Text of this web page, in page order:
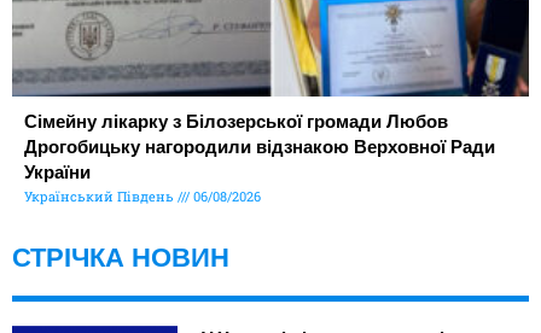
Сімейну лікарку з Білозерської громади Любов
Дрогобицьку нагородили відзнакою Верховної Ради
України
Український Південь 06/08/2026
СТРІЧКА НОВИН